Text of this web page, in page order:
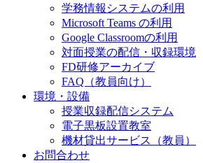
学務情報システムの利用
Microsoft Teams の利用
Google Classroomの利用
対面授業の配信・収録環境
FD研修アーカイブ
FAQ（教員向け）
環境・設備
授業収録配信システム
電子黒板設置教室
機材貸出サービス（教員）
お問合わせ